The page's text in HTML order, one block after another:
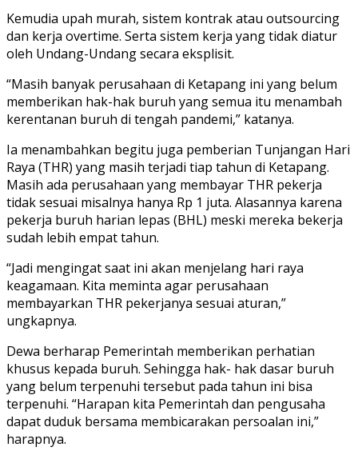
Kemudia upah murah, sistem kontrak atau outsourcing
dan kerja overtime. Serta sistem kerja yang tidak diatur
oleh Undang-Undang secara eksplisit.
“Masih banyak perusahaan di Ketapang ini yang belum
memberikan hak-hak buruh yang semua itu menambah
kerentanan buruh di tengah pandemi,” katanya.
Ia menambahkan begitu juga pemberian Tunjangan Hari
Raya (THR) yang masih terjadi tiap tahun di Ketapang.
Masih ada perusahaan yang membayar THR pekerja
tidak sesuai misalnya hanya Rp 1 juta. Alasannya karena
pekerja buruh harian lepas (BHL) meski mereka bekerja
sudah lebih empat tahun.
“Jadi mengingat saat ini akan menjelang hari raya
keagamaan. Kita meminta agar perusahaan
membayarkan THR pekerjanya sesuai aturan,”
ungkapnya.
Dewa berharap Pemerintah memberikan perhatian
khusus kepada buruh. Sehingga hak- hak dasar buruh
yang belum terpenuhi tersebut pada tahun ini bisa
terpenuhi. “Harapan kita Pemerintah dan pengusaha
dapat duduk bersama membicarakan persoalan ini,”
harapnya.